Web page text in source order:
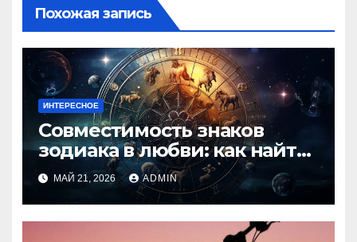
Похожая запись
ИНТЕРЕСНОЕ
Совместимость знаков
зодиака в любви: как найти
идеальную пару и
избежать конфликтов
МАЙ 21, 2026 ADMIN